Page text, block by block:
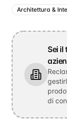
Architettura &
Sei il
di